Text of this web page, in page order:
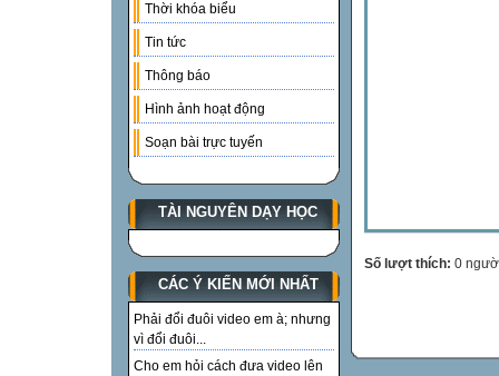
Thời khóa biểu
Tin tức
Thông báo
Hình ảnh hoạt động
Soạn bài trực tuyến
TÀI NGUYÊN DẠY HỌC
CÁC Ý KIẾN MỚI NHẤT
Phải đổi đuôi video em à; nhưng
vì đổi đuôi...
Cho em hỏi cách đưa video lên
Số lượt thích: 0